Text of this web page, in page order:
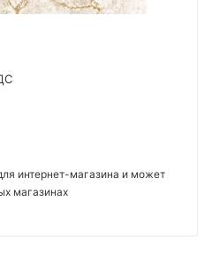
интернет-магазина и может
магазинах